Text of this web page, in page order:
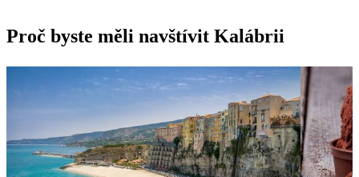
Proč byste měli navštívit Kalábrii